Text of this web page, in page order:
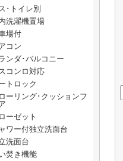
･トイレ別
洗濯機置場
場付
コン
ンダ･バルコニー
コンロ対応
トロック
ーリング･クッションフ
ーゼット
ワー付独立洗面台
洗面台
焚き機能